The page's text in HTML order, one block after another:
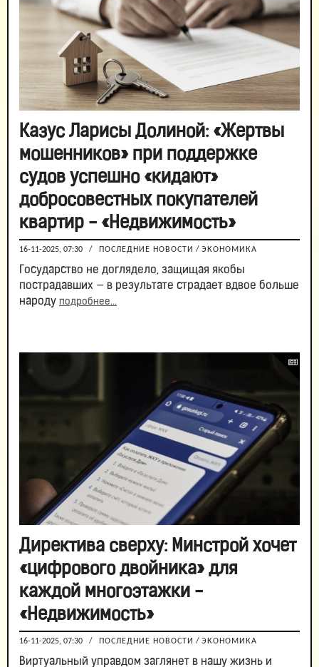
Казус Ларисы Долиной: «Жертвы
мошенников» при поддержке
судов успешно «кидают»
добросовестных покупателей
квартир - «Недвижимость»
16-11-2025, 07:30 / ПОСЛЕДНИЕ НОВОСТИ / ЭКОНОМИКА
Государство не доглядело, защищая якобы
пострадавших — в результате страдает вдвое больше
народу подробнее...
Директива сверху: Минстрой хочет
«цифрового двойника» для
каждой многоэтажки -
«Недвижимость»
16-11-2025, 07:30 / ПОСЛЕДНИЕ НОВОСТИ / ЭКОНОМИКА
Виртуальный управдом заглянет в нашу жизнь и